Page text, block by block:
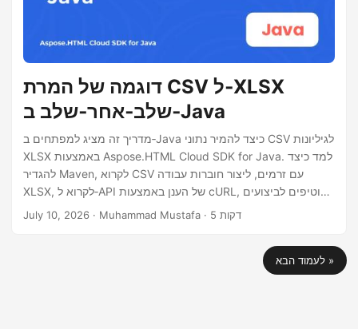
דוגמה של המרת CSV ל‑XLSX
שלב‑אחר‑שלב ב‑Java
מדריך זה מציג למפתחים ב‑Java כיצד להמיר נתוני CSV לגיליונות
XLSX באמצעות Aspose.HTML Cloud SDK for Java. למד כיצד
להגדיר Maven, לקרוא CSV עם זרמים, ליצור חוברות עבודה
XLSX, לקרוא ל‑API של הענן באמצעות cURL, וטיפים לביצועים
July 10, 2026 · Muhammad Mustafa · 5 דקות
לעמוד הבא »